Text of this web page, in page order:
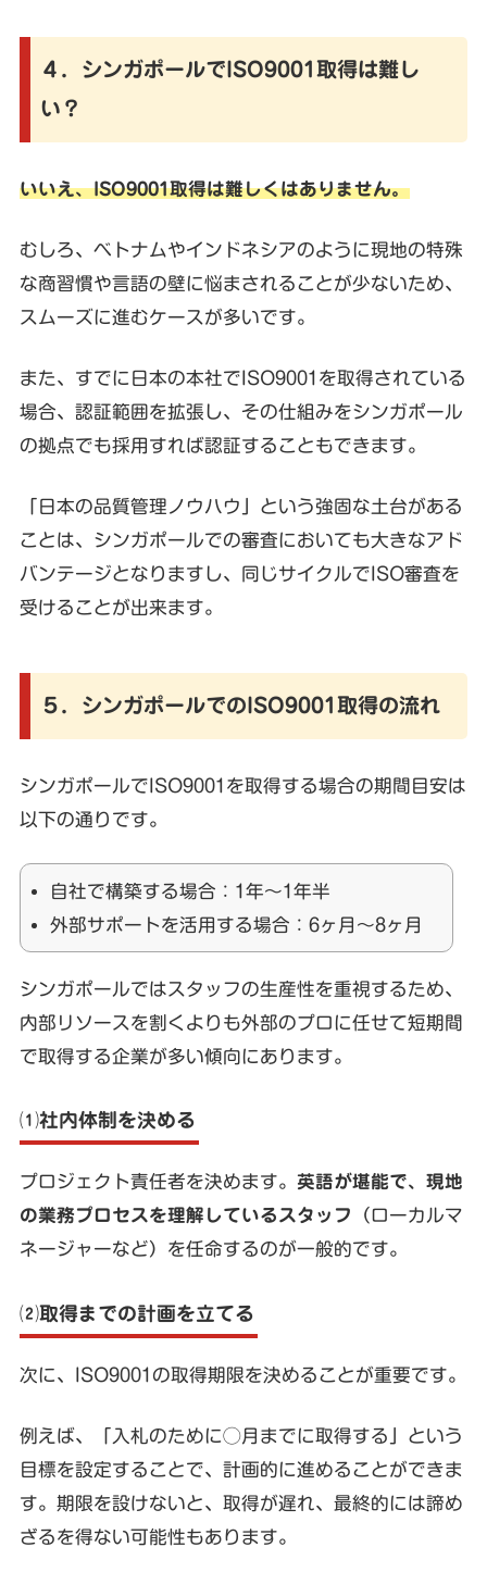
４．シンガポールでISO9001取得は難し
い？
いいえ、ISO9001取得は難しくはありません。
むしろ、ベトナムやインドネシアのように現地の特殊
な商習慣や言語の壁に悩まされることが少ないため、
スムーズに進むケースが多いです。
また、すでに日本の本社でISO9001を取得されている
場合、認証範囲を拡張し、その仕組みをシンガポール
の拠点でも採用すれば認証することもできます。
「日本の品質管理ノウハウ」という強固な土台がある
ことは、シンガポールでの審査においても大きなアド
バンテージとなりますし、同じサイクルでISO審査を
受けることが出来ます。
５．シンガポールでのISO9001取得の流れ
シンガポールでISO9001を取得する場合の期間目安は
以下の通りです。
自社で構築する場合：1年〜1年半
外部サポートを活用する場合：6ヶ月～8ヶ月
シンガポールではスタッフの生産性を重視するため、
内部リソースを割くよりも外部のプロに任せて短期間
で取得する企業が多い傾向にあります。
⑴社内体制を決める
プロジェクト責任者を決めます。 英語が堪能で、現地
の業務プロセスを理解しているスタッフ
（ローカルマ
ネージャーなど）を任命するのが一般的です。
⑵取得までの計画を立てる
次に、ISO9001の取得期限を決めることが重要です。
例えば、「入札のために◯月までに取得する」という
目標を設定することで、計画的に進めることができま
す。期限を設けないと、取得が遅れ、最終的には諦め
ざるを得ない可能性もあります。